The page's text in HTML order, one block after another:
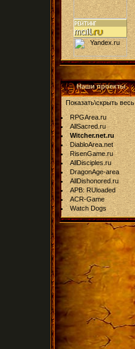
Наши проекты
Показать\скрыть весь
RPGArea.ru
AllSacred.ru
Witcher.net.ru
DiabloArea.net
RisenGame.ru
AllDisciples.ru
DragonAge-area
AllDishonored.ru
APB: RUloaded
ACR-Game
Watch Dogs